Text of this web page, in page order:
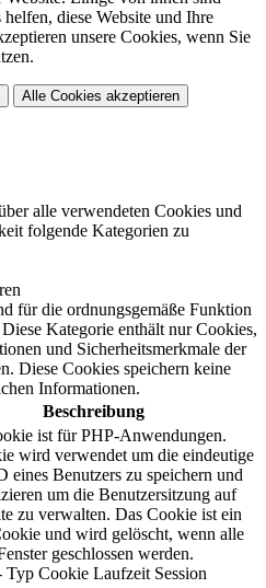
diese Website und Ihre
unsere Cookies, wenn Sie
Alle Cookies akzeptieren
alle verwendeten Cookies und
folgende Kategorien zu
für die ordnungsgemäße Funktion
Kategorie enthält nur Cookies,
und Sicherheitsmerkmale der
Diese Cookies speichern keine
Informationen.
Beschreibung
ist für PHP-Anwendungen.
wird verwendet um die eindeutige
eines Benutzers zu speichern und
um die Benutzersitzung auf
zu verwalten. Das Cookie ist ein
und wird gelöscht, wenn alle
geschlossen werden.
Typ Cookie Laufzeit Session